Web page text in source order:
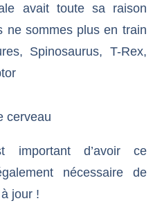
avait toute sa raison
ne sommes plus en train
Spinosaurus, T-Rex,
important d’avoir ce
nécessaire de
jour !